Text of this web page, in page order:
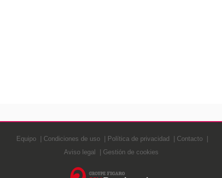
Equipo Condiciones de uso Política de privacidad
Contacto
Aviso legal
Gestión de cookies